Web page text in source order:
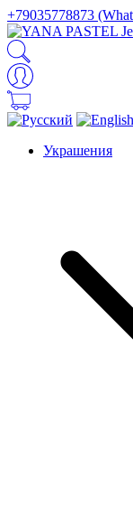
+79035778873
Украшения